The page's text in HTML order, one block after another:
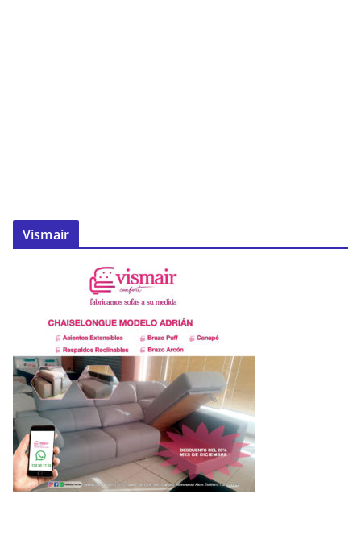
Vismair